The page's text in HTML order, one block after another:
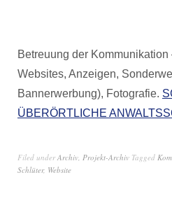
Betreuung der Kommunikation
Websites, Anzeigen,
Bannerwerbung), Fotografie.
ÜBERÖRTLICHE
Filed underArchiv, Projekt-Archiv Tagged
Schlüter, Website